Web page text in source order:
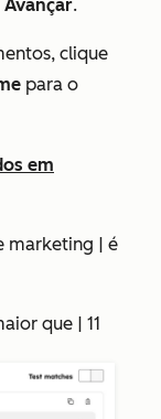
Avançar.
clique
para o
em
marketing | é
que | 11